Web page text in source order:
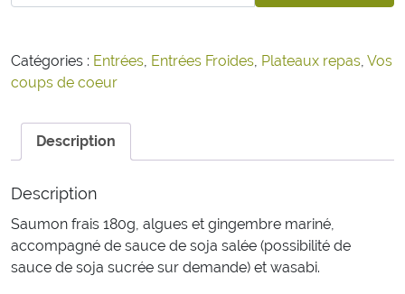
Catégories : Entrées, Entrées Froides, Plateaux repas, Vos
coups de coeur
Description
Description
Saumon frais 180g, algues et gingembre mariné,
accompagné de sauce de soja salée (possibilité de
sauce de soja sucrée sur demande) et wasabi.